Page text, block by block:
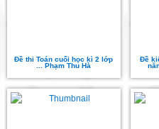
Đề thi Toán cuối học kì 2 lớp
... Phạm Thu Hà
Đề